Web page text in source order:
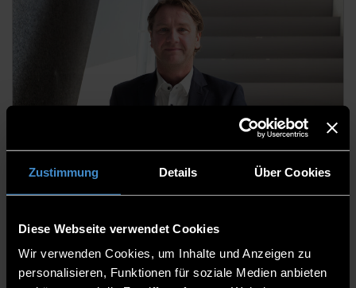
Zustimmung Details Über Cookies
Diese Webseite verwendet Cookies
Wir verwenden Cookies, um Inhalte und Anzeigen zu
personalisieren, Funktionen für soziale Medien anbieten
Prof. Dr. Thomas Geiß, Dipl. BW, MBA
Leitung